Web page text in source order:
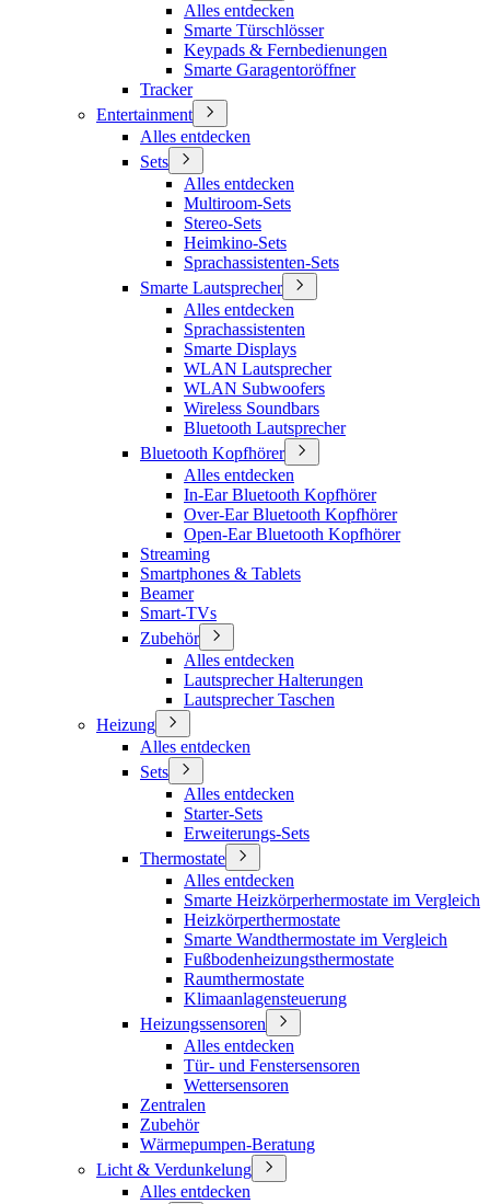
Alles entdecken
Smarte Türschlösser
Keypads & Fernbedienungen
Smarte Garagentoröffner
Tracker
Entertainment
Alles entdecken
Sets
Alles entdecken
Multiroom-Sets
Stereo-Sets
Heimkino-Sets
Sprachassistenten-Sets
Smarte Lautsprecher
Alles entdecken
Sprachassistenten
Smarte Displays
WLAN Lautsprecher
WLAN Subwoofers
Wireless Soundbars
Bluetooth Lautsprecher
Bluetooth Kopfhörer
Alles entdecken
In-Ear Bluetooth Kopfhörer
Over-Ear Bluetooth Kopfhörer
Open-Ear Bluetooth Kopfhörer
Streaming
Smartphones & Tablets
Beamer
Smart-TVs
Zubehör
Alles entdecken
Lautsprecher Halterungen
Lautsprecher Taschen
Heizung
Alles entdecken
Sets
Alles entdecken
Starter-Sets
Erweiterungs-Sets
Thermostate
Alles entdecken
Smarte Heizkörperhermostate im Vergleich
Heizkörperthermostate
Smarte Wandthermostate im Vergleich
Fußbodenheizungsthermostate
Raumthermostate
Klimaanlagensteuerung
Heizungssensoren
Alles entdecken
Tür- und Fenstersensoren
Wettersensoren
Zentralen
Zubehör
Wärmepumpen-Beratung
Licht & Verdunkelung
Alles entdecken